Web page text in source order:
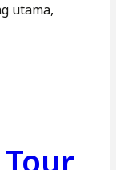
utama,